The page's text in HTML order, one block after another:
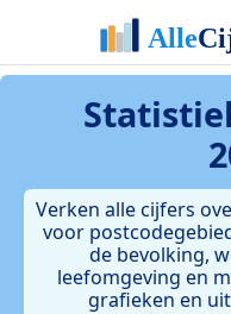
Verken alle cijfers
voor
de bevolking,
leefomgeving en
grafieken en